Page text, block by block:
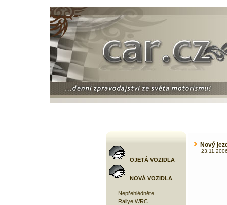
OJETÁ VOZIDLA
NOVÁ VOZIDLA
Nepřehlédněte
Rallye WRC
Nový